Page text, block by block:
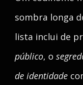
sombra longa
lista inclui de
público, o
de identidade